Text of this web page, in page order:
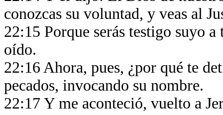
conozcas su voluntad, y veas al
22:15 Porque serás testigo suyo
oído.
22:16 Ahora, pues, ¿por qué te
pecados, invocando su nombre.
22:17 Y me aconteció, vuelto a